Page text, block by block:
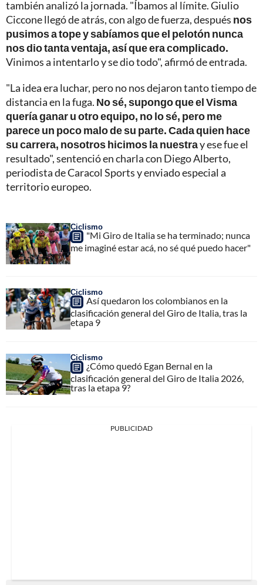
también analizó la jornada. "Íbamos al límite. Giulio
Ciccone llegó de atrás, con algo de fuerza, después nos
pusimos a tope y sabíamos que el pelotón nunca
nos dio tanta ventaja, así que era complicado.
Vinimos a intentarlo y se dio todo", afirmó de entrada.
"La idea era luchar, pero no nos dejaron tanto tiempo de
distancia en la fuga. No sé, supongo que el Visma
quería ganar u otro equipo, no lo sé, pero me
parece un poco malo de su parte. Cada quien hace
su carrera, nosotros hicimos la nuestray ese fue el
resultado", sentenció en charla con Diego Alberto,
periodista de Caracol Sports y enviado especial a
territorio europeo.
Ciclismo
"Mi Giro de Italia se ha terminado; nunca
me imaginé estar acá, no sé qué puedo hacer"
Ciclismo
Así quedaron los colombianos en la
clasificación general del Giro de Italia, tras la
etapa 9
Ciclismo
¿Cómo quedó Egan Bernal en la
clasificación general del Giro de Italia 2026,
tras la etapa 9?
PUBLICIDAD